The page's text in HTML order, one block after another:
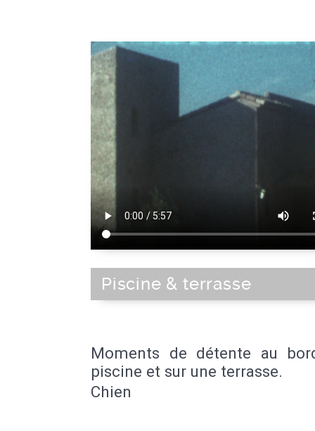
Piscine & terrasse
Moments de détente au
piscine et sur une terrasse.
Chien